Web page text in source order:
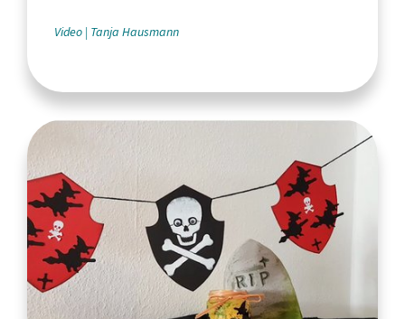
Video Tanja Hausmann